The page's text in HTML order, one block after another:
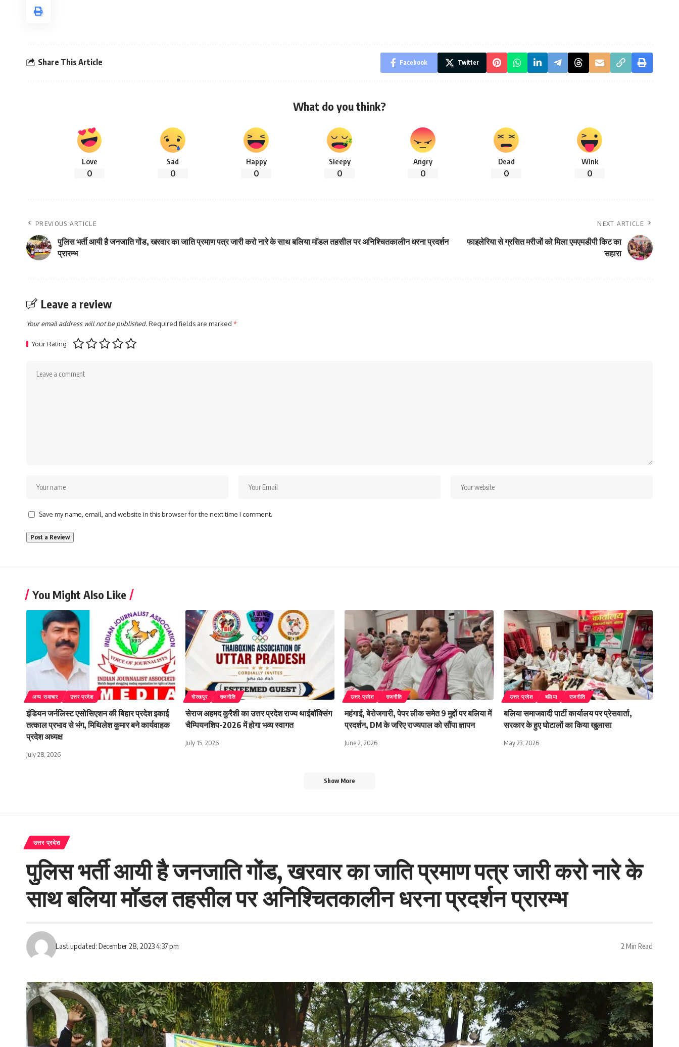
Share This Article Facebook Twitter
What do you think?
Love
0
Sad
0
Happy
0
Sleepy
0
Angry
0
Dead
0
Wink
0
PREVIOUS ARTICLE
पुलिस भर्ती आयी है जनजाति गोंड, खरवार का जाति प्रमाण पत्र जारी करो नारे के साथ बलिया माॅडल तहसील पर अनिश्चितकालीन धरना प्रदर्शन
प्रारम्भ
NEXT ARTICLE
फाइलेरिया से ग्रसित मरीजों को मिला एमएमडीपी किट का
सहारा
Leave a review
Your email address will not be published.Required fields are marked *
Your Rating
Save my name, email, and website in this browser for the next time I comment.
You Might Also Like
अन्य समाचार उत्तर प्रदेश
इंडियन जर्नलिस्ट एसोसिएशन की बिहार प्रदेश इकाई
तत्काल प्रभाव से भंग, मिथिलेश कुमार बने कार्यवाहक
प्रदेश अध्यक्ष
July 28, 2026
गोरखपुर राजनीति
सेराज अहमद कुरैशी का उत्तर प्रदेश राज्य थाईबॉक्सिंग
चैम्पियनशिप-2026 में होगा भव्य स्वागत
July 15, 2026
उत्तर प्रदेश राजनीति
महंगाई, बेरोजगारी, पेपर लीक समेत 9 मुद्दों पर बलिया में
प्रदर्शन, DM के जरिए राज्यपाल को सौंपा ज्ञापन
June 2, 2026
उत्तर प्रदेश बलिया राजनीति
बलिया समाजवादी पार्टी कार्यालय पर प्रेसवार्ता,
सरकार के हुए घोटालों का किया खुलासा
May 23, 2026
Show More
उत्तर प्रदेश
पुलिस भर्ती आयी है जनजाति गोंड, खरवार का जाति प्रमाण पत्र जारी करो नारे के
साथ बलिया माॅडल तहसील पर अनिश्चितकालीन धरना प्रदर्शन प्रारम्भ
Last updated: December 28, 2023 4:37 pm 2 Min Read